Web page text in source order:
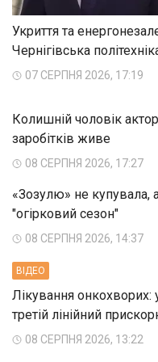
Укриття та
Чернігівська
07 СЕРПНЯ 2026, 17:19
Колишній чоловік
заробітків живе
08 СЕРПНЯ 2026, 17:27
«Зозулю» не купувала,
"огірковий сезон"
08 СЕРПНЯ 2026, 14:37
ВIДЕО
Лікування онкохворих:
третій лінійний
08 СЕРПНЯ 2026, 13:22